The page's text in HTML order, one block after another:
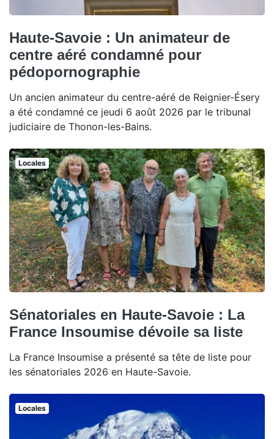
Haute-Savoie : Un animateur de
centre aéré condamné pour
pédopornographie
Un ancien animateur du centre-aéré de Reignier-Ésery
a été condamné ce jeudi 6 août 2026 par le tribunal
judiciaire de Thonon-les-Bains.
Locales
Sénatoriales en Haute-Savoie : La
France Insoumise dévoile sa liste
La France Insoumise a présenté sa tête de liste pour
les sénatoriales 2026 en Haute-Savoie.
Locales